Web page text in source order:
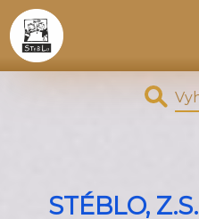
STÉBLO, Z.S.